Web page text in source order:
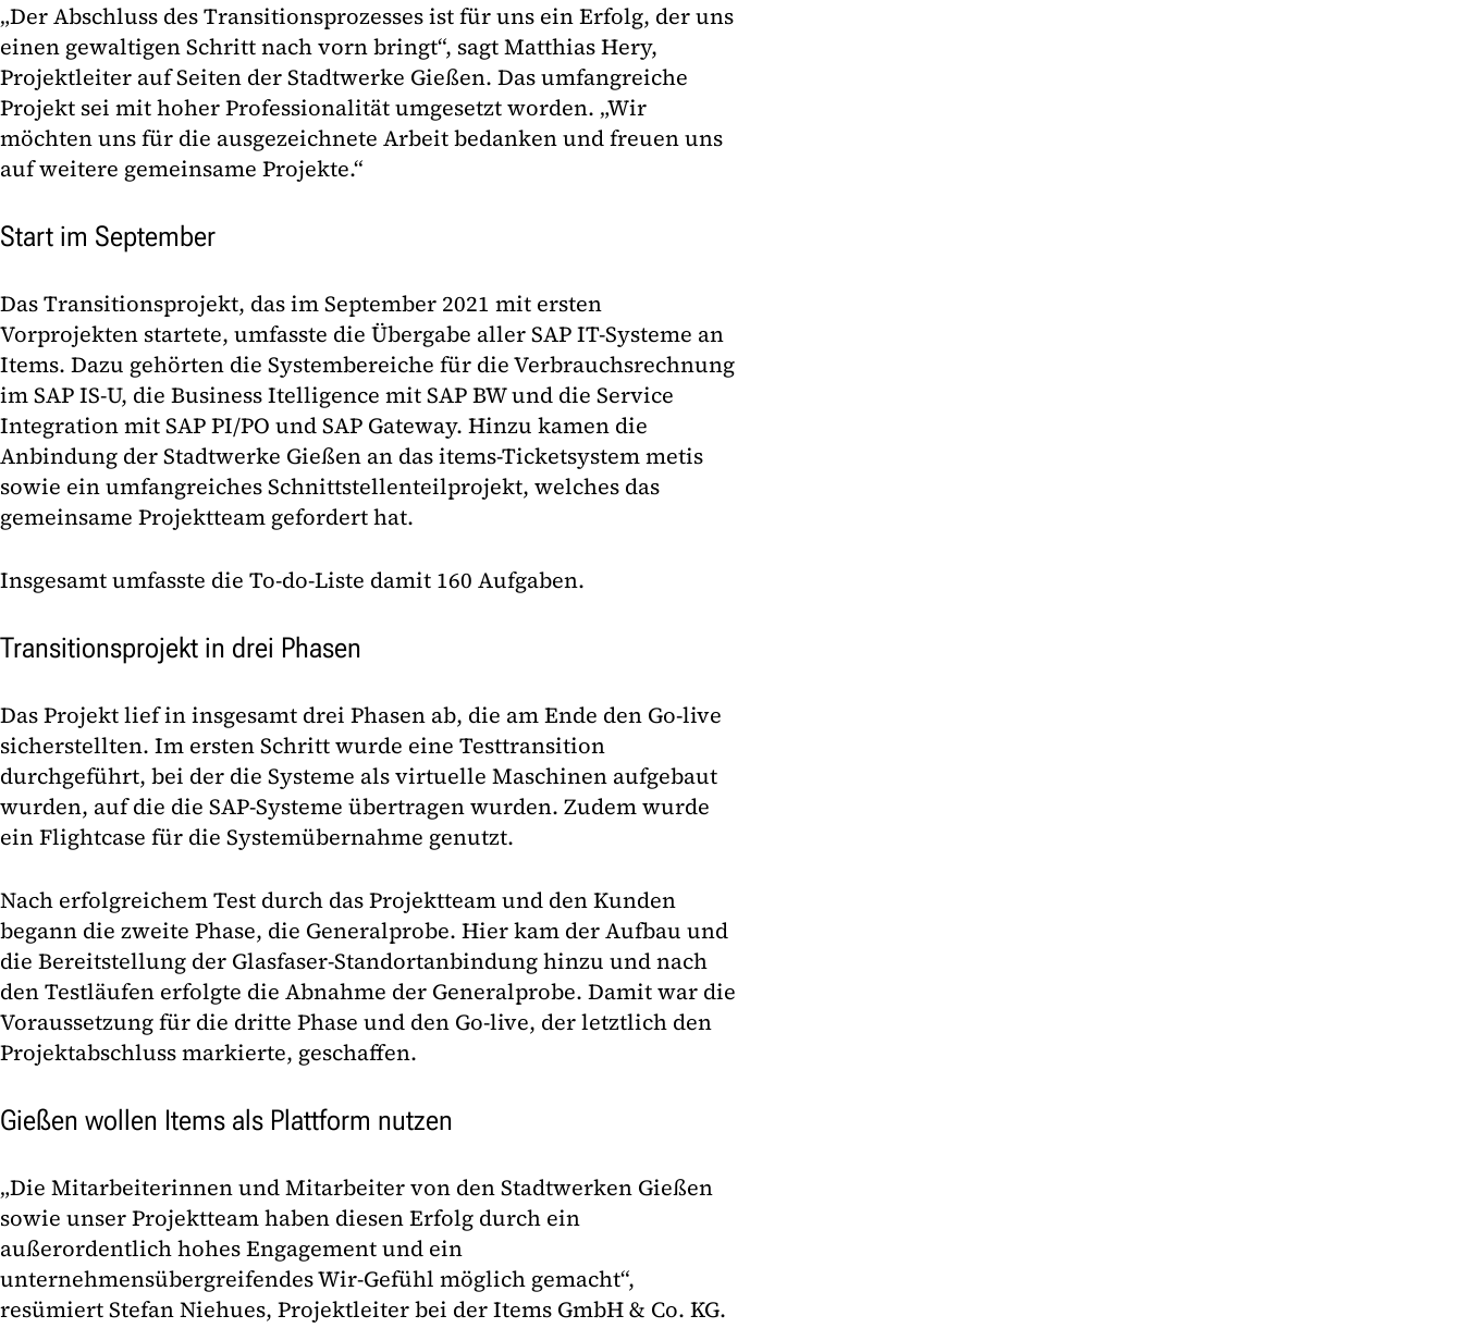
„Der Abschluss des Transitionsprozesses ist für uns ein Erfolg, der uns
einen gewaltigen Schritt nach vorn bringt“, sagt Matthias Hery,
Projektleiter auf Seiten der Stadtwerke Gießen. Das umfangreiche
Projekt sei mit hoher Professionalität umgesetzt worden. „Wir
möchten uns für die ausgezeichnete Arbeit bedanken und freuen uns
auf weitere gemeinsame Projekte.“
Start im September
Das Transitionsprojekt, das im September 2021 mit ersten
Vorprojekten startete, umfasste die Übergabe aller SAP IT-Systeme an
Items. Dazu gehörten die Systembereiche für die Verbrauchsrechnung
im SAP IS-U, die Business Itelligence mit SAP BW und die Service
Integration mit SAP PI/PO und SAP Gateway. Hinzu kamen die
Anbindung der Stadtwerke Gießen an das items-Ticketsystem metis
sowie ein umfangreiches Schnittstellenteilprojekt, welches das
gemeinsame Projektteam gefordert hat.
Insgesamt umfasste die To-do-Liste damit 160 Aufgaben.
Transitionsprojekt in drei Phasen
Das Projekt lief in insgesamt drei Phasen ab, die am Ende den Go-live
sicherstellten. Im ersten Schritt wurde eine Testtransition
durchgeführt, bei der die Systeme als virtuelle Maschinen aufgebaut
wurden, auf die die SAP-Systeme übertragen wurden. Zudem wurde
ein Flightcase für die Systemübernahme genutzt.
Nach erfolgreichem Test durch das Projektteam und den Kunden
begann die zweite Phase, die Generalprobe. Hier kam der Aufbau und
die Bereitstellung der Glasfaser-Standortanbindung hinzu und nach
den Testläufen erfolgte die Abnahme der Generalprobe. Damit war die
Voraussetzung für die dritte Phase und den Go-live, der letztlich den
Projektabschluss markierte, geschaffen.
Gießen wollen Items als Plattform nutzen
„Die Mitarbeiterinnen und Mitarbeiter von den Stadtwerken Gießen
sowie unser Projektteam haben diesen Erfolg durch ein
außerordentlich hohes Engagement und ein
unternehmensübergreifendes Wir-Gefühl möglich gemacht“,
resümiert Stefan Niehues, Projektleiter bei der Items GmbH & Co. KG.